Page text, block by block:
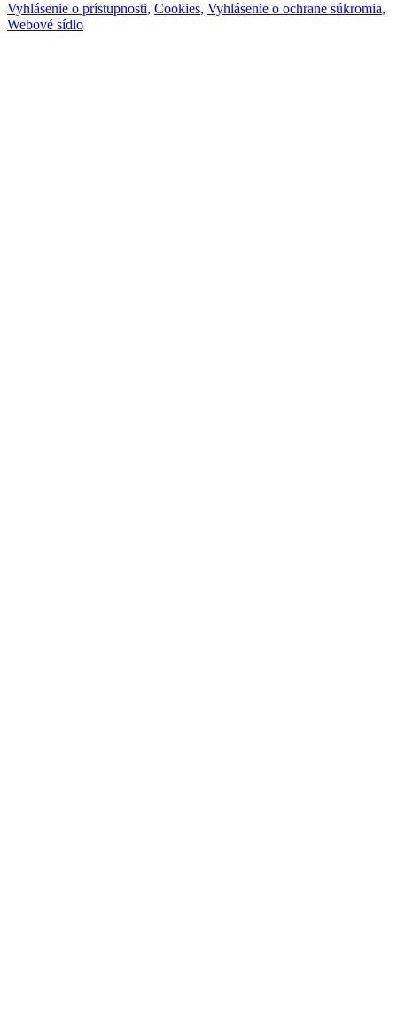
Vyhlásenie o prístupnosti, Cookies, Vyhlásenie o ochrane súkromia,
Webové sídlo